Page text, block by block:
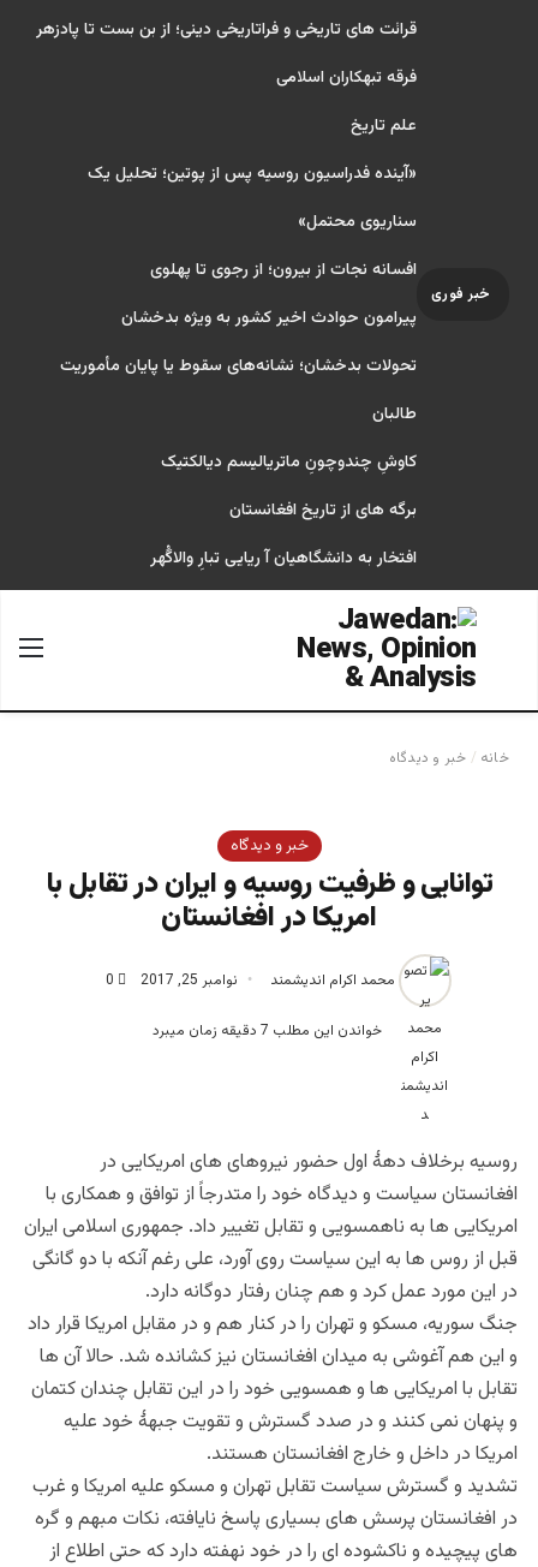
خبر فوری
قرائت های تاریخی و فراتاریخی دینی؛ از بن بست تا پادزهر
فرقه تبهکاران اسلامی
علم تاریخ
«آینده فدراسیون روسیه پس از پوتین؛ تحلیل یک
سناریوی محتمل»
افسانه نجات از بیرون؛ از رجوی تا پهلوی
پیرامون حوادث اخیر کشور به ویژه بدخشان
تحولات بدخشان؛ نشانه‌های سقوط یا پایان مأموریت
طالبان
کاوشِ چندو‌چونِ ماتریالیسم دیالکتیک
برگه های از تاریخ افغانستان
افتخار به دانشگاهیان آ ریایی تبارِ والاگُهر
جستجو برای
خانه / خبر و دیدگاه
خبر و دیدگاه
توانایی و ظرفیت روسیه و ایران در تقابل با
امریکا در افغانستان
محمد اکرام اندیشمند نوامبر 25, 2017 0
خواندن این مطلب 7 دقیقه زمان میبرد
محمد اکرام اندیشمند، نویسنده و پژوهشگر
روسیه برخلاف دهۀ اول حضور نیروهای های امریکایی در
افغانستان سیاست و دیدگاه خود را متدرجاً از توافق و همکاری با
امریکایی ها به ناهمسویی و تقابل تغییر داد. جمهوری اسلامی ایران
قبل از روس ها به این سیاست روی آورد، علی رغم آنکه با دو گانگی
در این مورد عمل کرد و هم چنان رفتار دوگانه دارد.
جنگ سوریه، مسکو و تهران را در کنار هم و در مقابل امریکا قرار داد
و این هم آغوشی به میدان افغانستان نیز کشانده شد. حالا آن ها
تقابل با امریکایی ها و همسویی خود را در این تقابل چندان کتمان
و پنهان نمی کنند و در صدد گسترش و تقویت جبهۀ خود علیه
امریکا در داخل و خارج افغانستان هستند.
تشدید و گسترش سیاست تقابل تهران و مسکو علیه امریکا و غرب
در افغانستان پرسش های بسیاری پاسخ نایافته، نکات مبهم و گره
های پیچیده و ناکشوده ای را در خود نهفته دارد که حتی اطلاع از